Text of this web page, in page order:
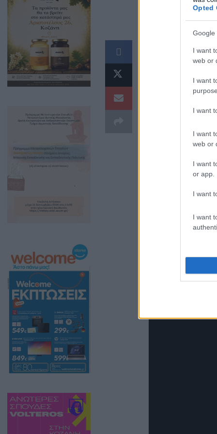
Opted
Google
I want
web or
I want
I want
I want
web or
I want
or app.
I want
I want
Σκληρή
άσκησε ο
ακρίβεια στην